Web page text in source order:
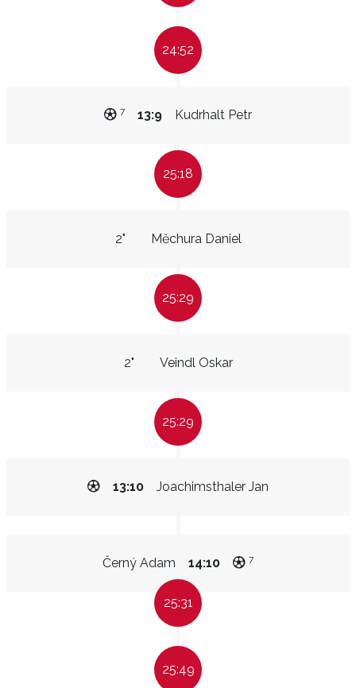
24:52
Kudrhalt Petr
13:9
7
25:18
Měchura Daniel
2"
25:29
Veindl Oskar
2"
25:29
Joachimsthaler Jan
13:10
Černý Adam 14:10 7
25:31
25:49